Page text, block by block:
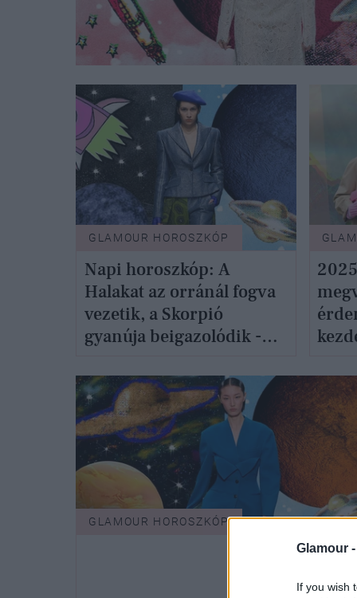
Glamour -
If you wish
GLAMOUR HOROSZKÓP
Napi horoszkóp: A
Halakat az orránál fogva
vezetik, a Skorpió
gyanúja beigazolódik -
GLAMOUR HOROSZKÓP